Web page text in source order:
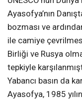
Ayasofya’nın
bozması ve
ile camiye
Birliği ve Rusya
tepkiyle
Yabancı basın da
Ayasofya, 1985